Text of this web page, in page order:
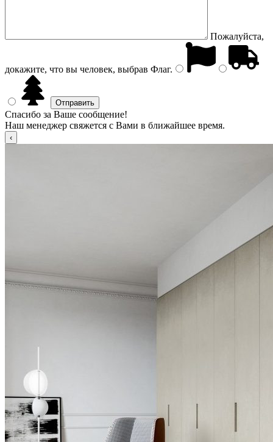
Пожалуйста,
докажите, что вы человек, выбрав Флаг.
Спасибо за Ваше сообщение!
Наш менеджер свяжется с Вами в ближайшее время.